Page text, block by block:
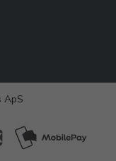
ApS